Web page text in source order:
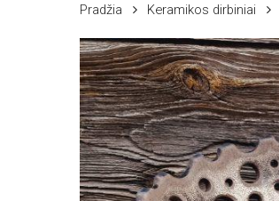
Pradžia Keramikos dirbiniai